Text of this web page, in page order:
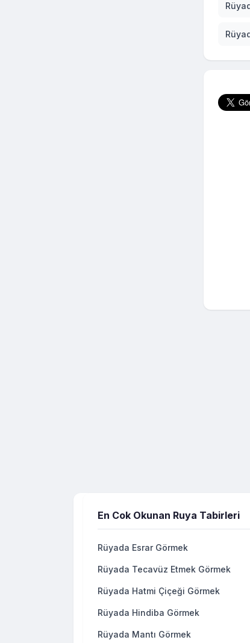
En Cok Okunan Ruya Tabirleri
Rüyada Esrar Görmek
Rüyada Tecavüz Etmek Görmek
Rüyada Hatmi Çiçeği Görmek
Rüyada Hindiba Görmek
Rüyada Mantı Görmek